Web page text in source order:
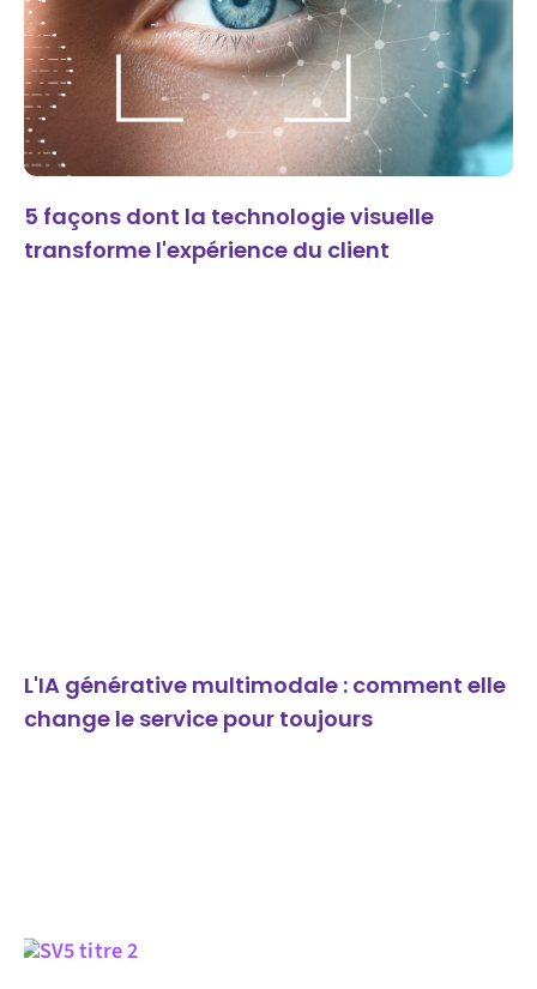
5 façons dont la technologie visuelle
transforme l'expérience du client
L'IA générative multimodale : comment elle
change le service pour toujours